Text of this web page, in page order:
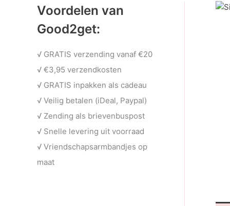
Voordelen van
Good2get:
√ GRATIS verzending vanaf €20
√ €3,95 verzendkosten
√ GRATIS inpakken als cadeau
√ Veilig betalen (iDeal, Paypal)
√ Zending als brievenbuspost
√ Snelle levering uit voorraad
√ Vriendschapsarmbandjes op
maat